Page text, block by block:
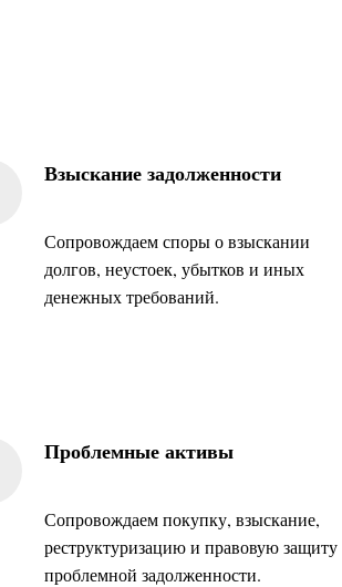
Взыскание задолженности
Сопровождаем споры о взыскании
долгов, неустоек, убытков и иных
денежных требований.
Проблемные активы
Сопровождаем покупку, взыскание,
реструктуризацию и правовую защиту
проблемной задолженности.